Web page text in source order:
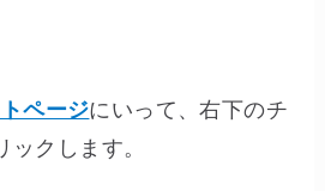
ページにいって、右下のチ
ックします。